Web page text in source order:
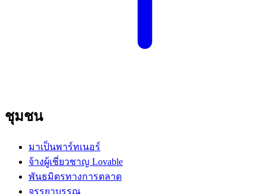
ชุมชน
มาเป็นพาร์ทเนอร์
จ้างผู้เชี่ยวชาญ Lovable
พันธมิตรทางการตลาด
จรรยาบรรณ